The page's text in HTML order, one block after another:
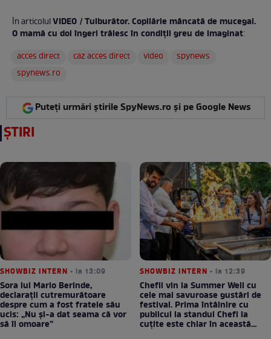
În articolulVIDEO / Tulburător. Copilărie mâncată de mucegai.
O mamă cu doi îngeri trăiesc în condiţii greu de imaginat:
acces direct
caz acces direct video
spynews
spynews.ro
Puteți urmări știrile SpyNews.ro și pe Google News
ȘTIRI
SHOWBIZ INTERN • la 13:09
Sora lui Mario Berinde,
declarații cutremurătoare
despre cum a fost fratele său
ucis: „Nu și-a dat seama că vor
să îl omoare”
SHOWBIZ INTERN • la 12:39
Chefii vin la Summer Well cu
cele mai savuroase gustări de
festival. Prima întâlnire cu
publicul la standul Chefi la
cuțite este chiar în această